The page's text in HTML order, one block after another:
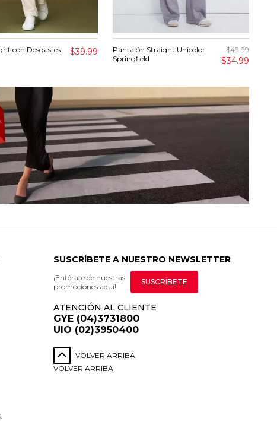
con Desgastes
$39.99
Pantalón Straight Unicolor
Springfield
$49.99
$34.99
SUSCRÍBETE A NUESTRO NEWSLETTER
¡Entérate de nuestras
promociones aquí!
SUSCRÍBETE
ATENCIÓN AL CLIENTE
GYE (04)3731800
UIO (02)3950400
VOLVER ARRIBA
VOLVER ARRIBA